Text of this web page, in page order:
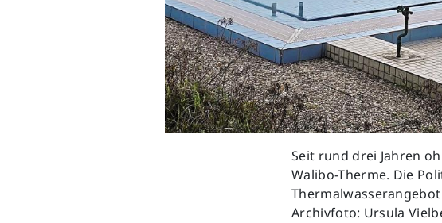
Seit rund drei Jahren
Walibo-Therme. Die
Archivfoto: Ursula